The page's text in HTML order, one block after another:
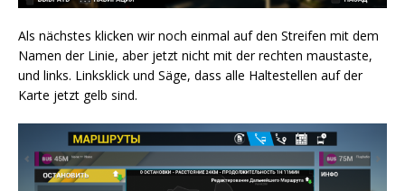
Als nächstes klicken wir noch einmal auf den Streifen mit dem
Namen der Linie, aber jetzt nicht mit der rechten maustaste,
und links. Linksklick und Säge, dass alle Haltestellen auf der
Karte jetzt gelb sind.